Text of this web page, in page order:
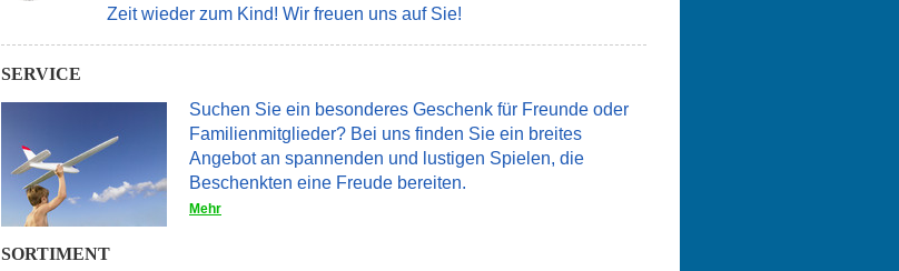
Zeit wieder zum Kind! Wir freuen uns auf Sie!
SERVICE
Suchen Sie ein besonderes Geschenk für Freunde oder
Familienmitglieder? Bei uns finden Sie ein breites
Angebot an spannenden und lustigen Spielen, die
Beschenkten eine Freude bereiten.
Mehr
SORTIMENT